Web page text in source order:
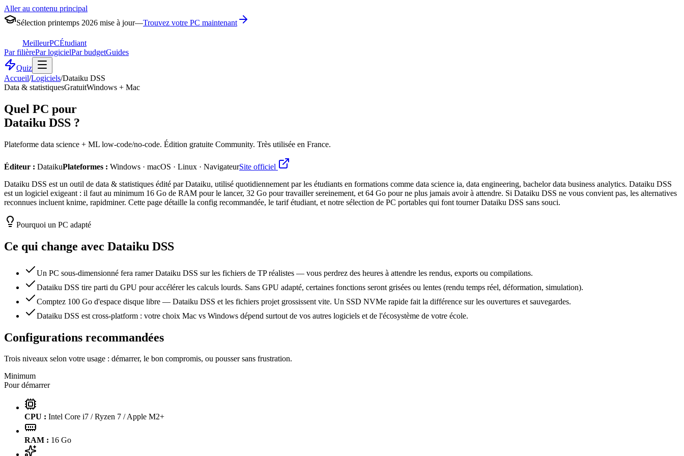
Aller au contenu principal
Sélection printemps 2026 mise à jour—Trouvez votre PC maintenant
MeilleurPCÉtudiant
Par filièrePar logicielPar budgetGuides
Quiz
Accueil/Logiciels/Dataiku DSS
Data & statistiquesGratuitWindows + Mac
Quel PC pour
Dataiku DSS ?
Plateforme data science + ML low-code/no-code. Édition gratuite Community. Très utilisée en France.
Éditeur : DataikuPlateformes : Windows · macOS · Linux · NavigateurSite officiel
Dataiku DSS est un outil de data & statistiques édité par Dataiku, utilisé quotidiennement par les étudiants en formations comme data science ia, data engineering, bachelor data business analytics. Dataiku DSS
est un logiciel exigeant : il faut au minimum 16 Go de RAM pour le lancer, 32 Go pour travailler sereinement, et 64 Go pour ne plus jamais avoir à attendre. Si Dataiku DSS ne vous convient pas, les alternatives
reconnues incluent knime, rapidminer. Cette page détaille la config recommandée, le tarif étudiant, et notre sélection de PC portables qui font tourner Dataiku DSS sans souci.
Pourquoi un PC adapté
Ce qui change avec Dataiku DSS
Un PC sous-dimensionné fera ramer Dataiku DSS sur les fichiers de TP réalistes — vous perdrez des heures à attendre les rendus, exports ou compilations.
Dataiku DSS tire parti du GPU pour accélérer les calculs lourds. Sans GPU adapté, certaines fonctions seront grisées ou lentes (rendu temps réel, déformation, simulation).
Comptez 100 Go d'espace disque libre — Dataiku DSS et les fichiers projet grossissent vite. Un SSD NVMe rapide fait la différence sur les ouvertures et sauvegardes.
Dataiku DSS est cross-platform : votre choix Mac vs Windows dépend surtout de vos autres logiciels et de l'écosystème de votre école.
Configurations recommandées
Trois niveaux selon votre usage : démarrer, le bon compromis, ou pousser sans frustration.
Minimum
Pour démarrer
CPU : Intel Core i7 / Ryzen 7 / Apple M2+
RAM : 16 Go